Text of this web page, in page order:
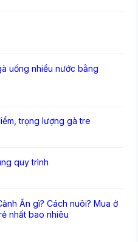
uống nhiều nước bằng
trọng lượng gà tre
quy trình
Ăn gì? Cách nuôi? Mua ở
nhất bao nhiêu